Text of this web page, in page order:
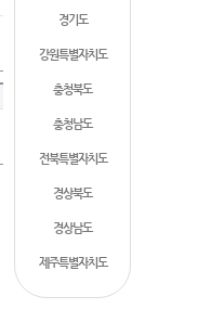
경기도
강원특별자치도
충청북도
충청남도
전북특별자치도
경상북도
경상남도
제주특별자치도